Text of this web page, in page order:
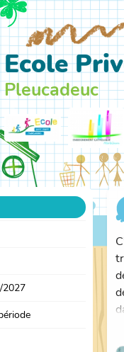
Ecole
Pleucadeuc
2027